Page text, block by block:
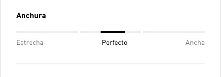
Anchura
Estrecha Perfecto Ancha